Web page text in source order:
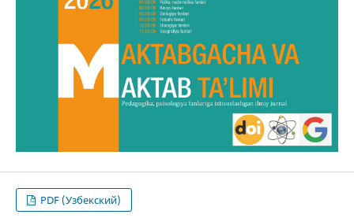
PDF (Узбекский)